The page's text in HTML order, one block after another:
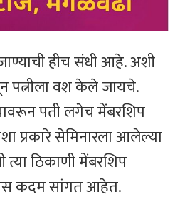
हीच संधी आहे. अशी
वश केले जायचे.
पती लगेच मेंबरशिप
प्रकारे सेमिनारला आलेल्या
ठिकाणी मेंबरशिप
कदम सांगत आहेत.